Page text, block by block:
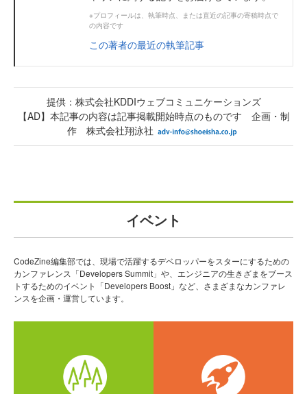
※プロフィールは、執筆時点、または直近の記事の寄稿時点で
の内容です
この著者の最近の執筆記事
提供：株式会社KDDIウェブコミュニケーションズ
【AD】本記事の内容は記事掲載開始時点のものです 企画・制
作 株式会社翔泳社
イベント
CodeZine編集部では、現場で活躍するデベロッパーをスターにするための
カンファレンス「Developers Summit」や、エンジニアの生きざまをブース
トするためのイベント「Developers Boost」など、さまざまなカンファレ
ンスを企画・運営しています。